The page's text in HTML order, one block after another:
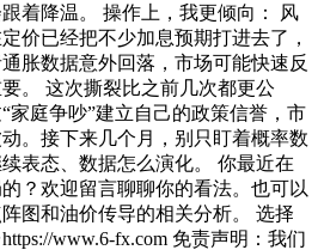
着降温。 操作上，我更倾向： 风
价已经把不少加息预期打进去了，
胀数据意外回落，市场可能快速反
。 这次撕裂比之前几次都更公
家庭争吵”建立自己的政策信誉，市
。接下来几个月，别只盯着概率数
表态、数据怎么演化。 你最近在
？欢迎留言聊聊你的看法。也可以
图和油价传导的相关分析。 选择
www.6-fx.com 免责声明：我们